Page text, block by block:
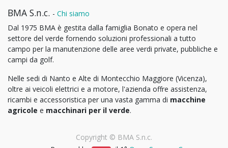
BMA S.n.c. - Chi siamo
Dal 1975 BMA è gestita dalla famiglia Bonato e opera nel
settore del verde fornendo soluzioni professionali a tutto
campo per la manutenzione delle aree verdi private, pubbliche e
campi da golf.
Nelle sedi di Nanto e Alte di Montecchio Maggiore (Vicenza),
oltre ai veicoli elettrici e a motore, l'azienda offre assistenza,
ricambi e accessoristica per una vasta gamma di macchine
agricole e macchinari per il verde.
Copyright © BMA S.n.c.